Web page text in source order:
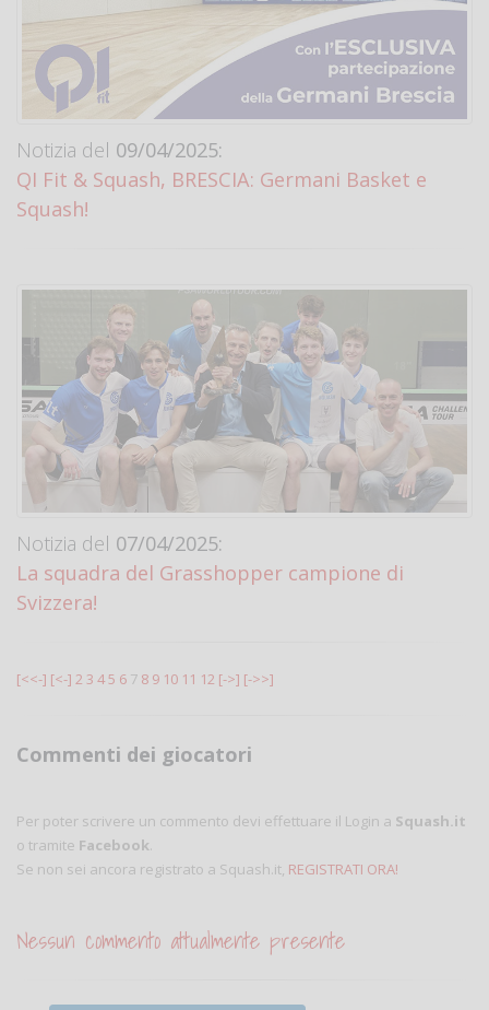
Notizia del 09/04/2025:
QI Fit & Squash, BRESCIA: Germani Basket e
Squash!
Notizia del 07/04/2025:
La squadra del Grasshopper campione di
Svizzera!
[<<-] [<-] 2 3 45 6 7 8 9 10 11 12 [->] [->>]
Commenti dei giocatori
Per poter scrivere un commento devi effettuare il Login a Squash.it
o tramite Facebook.
Se non sei ancora registrato a Squash.it, REGISTRATI ORA!
Nessun commento attualmente presente